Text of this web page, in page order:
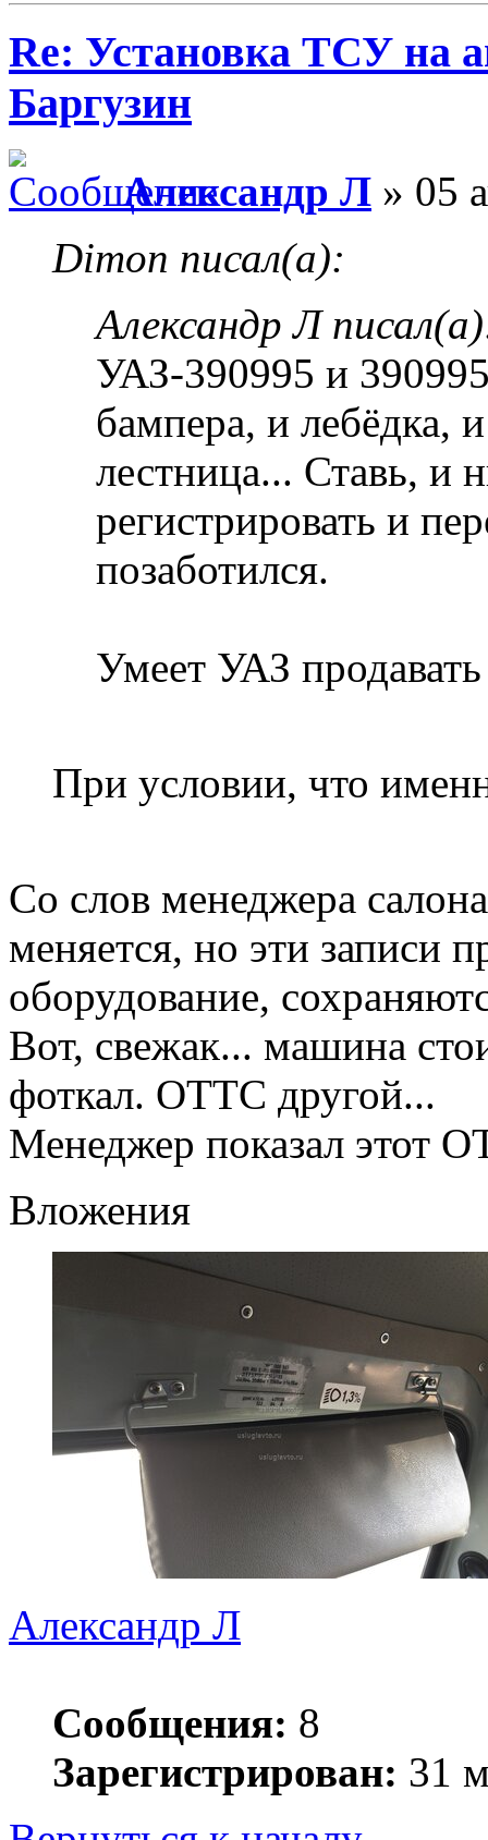
Re: Установка ТСУ на
Баргузин
Александр Л » 05
Dimon писал(а):
Александр Л
УАЗ-390995 и
бампера, и лебёдка,
лестница... Ставь, и
регистрировать и
позаботился.
Умеет УАЗ
При условии, что
Со слов менеджера
меняется, но эти записи
оборудование,
Вот, свежак... машина
фоткал. ОТТС другой...
Менеджер показал этот
Вложения
Александр Л
Сообщения: 8
Зарегистрирован: 31